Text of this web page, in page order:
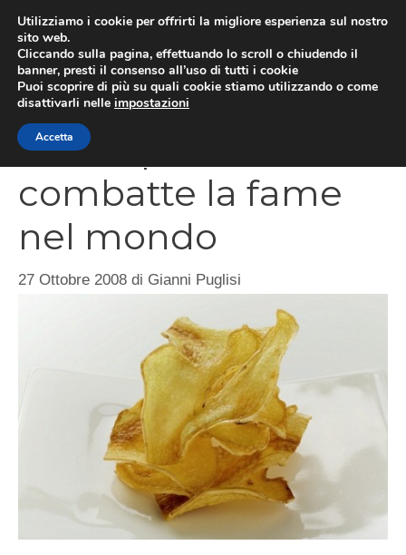
contenuto
Con le patate si
combatte la fame
nel mondo
27 Ottobre 2008 di Gianni Puglisi
Utilizziamo i cookie per offrirti la migliore esperienza sul nostro
sito web.
Cliccando sulla pagina, effettuando lo scroll o chiudendo il
banner, presti il consenso all’uso di tutti i cookie
Puoi scoprire di più su quali cookie stiamo utilizzando o come
disattivarli nelle impostazioni
Accetta